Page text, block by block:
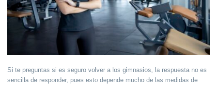
Si te preguntas si es seguro volver a los gimnasios, la respuesta no es
sencilla de responder, pues esto depende mucho de las medidas de